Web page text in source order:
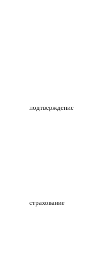
подтверждение
страхование